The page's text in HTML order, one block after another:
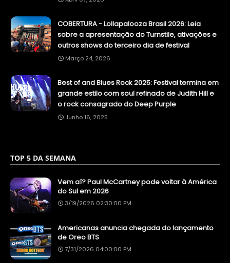
COBERTURA - Lollapalooza Brasil 2026: Leia
sobre a apresentação do Turnstile, ativações e
outros shows do terceiro dia de festival
Março 24, 2026
Best of and Blues Rock 2025: Festival termina em
grande estilo com soul refinado de Judith Hill e
o rock consagrado do Deep Purple
Junho 16, 2025
TOP 5 DA SEMANA
Vem aí? Paul McCartney pode voltar à América
do Sul em 2026
3/19/2026 02:30:00 PM
Americanas anuncia chegada do lançamento
de Oreo BTS
7/31/2026 04:00:00 PM